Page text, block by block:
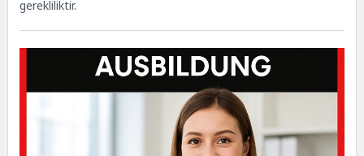
gerekliliktir.